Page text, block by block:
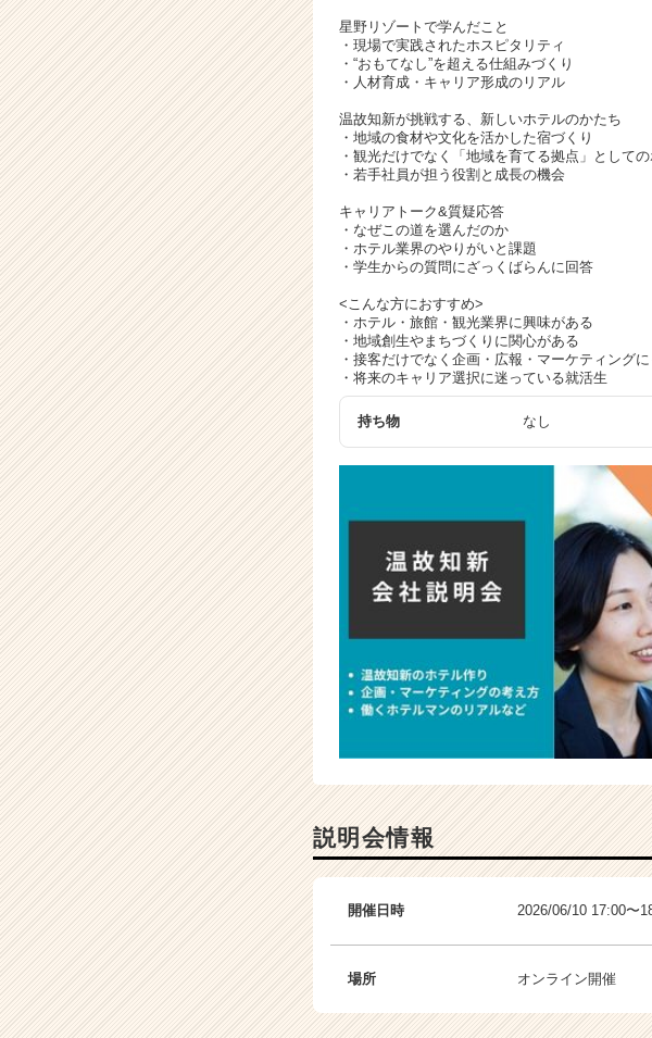
星野リゾートで学んだこと
・現場で実践されたホスピタリティ
・“おもてなし”を超える仕組みづくり
・人材育成・キャリア形成のリアル
温故知新が挑戦する、新しいホテルのかたち
・地域の食材や文化を活かした宿づくり
・観光だけでなく「地域を育てる拠点」として
・若手社員が担う役割と成長の機会
キャリアトーク&質疑応答
・なぜこの道を選んだのか
・ホテル業界のやりがいと課題
・学生からの質問にざっくばらんに回答
<こんな方におすすめ>
・ホテル・旅館・観光業界に興味がある
・地域創生やまちづくりに関心がある
・接客だけでなく企画・広報・マーケティング
・将来のキャリア選択に迷っている就活生
持ち物 なし
説明会情報
開催日時 2026/06/10 17:00〜
場所 オンライン開催